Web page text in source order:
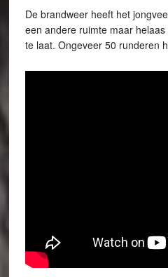
De brandweer heeft het
een andere ruimte maar
te laat. Ongeveer 50 runderen